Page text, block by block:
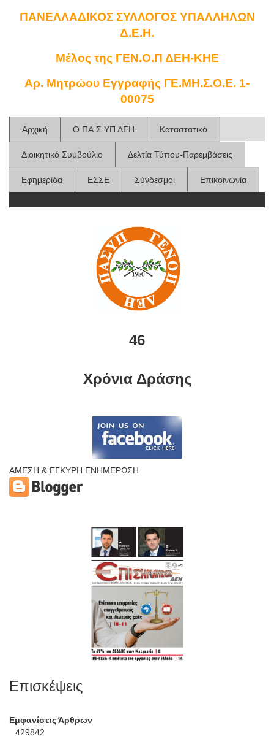
ΠΑΝΕΛΛΑΔΙΚΟΣ ΣΥΛΛΟΓΟΣ ΥΠΑΛΛΗΛΩΝ
Δ.Ε.Η.
Μέλος της ΓΕΝ.Ο.Π ΔΕΗ-ΚΗΕ
Αρ. Μητρώου Εγγραφής ΓΕ.ΜΗ.Σ.Ο.Ε. 1-
00075
Αρχική Ο ΠΑ.Σ.ΥΠ ΔΕΗ Καταστατικό
Διοικητικό Συμβούλιο Δελτία Τύπου-Παρεμβάσεις
Εφημερίδα ΕΣΣΕ Σύνδεσμοι Επικοινωνία
46
Χρόνια Δράσης
ΑΜΕΣΗ & ΕΓΚΥΡΗ ΕΝΗΜΕΡΩΣΗ
Επισκέψεις
Εμφανίσεις Άρθρων
429842